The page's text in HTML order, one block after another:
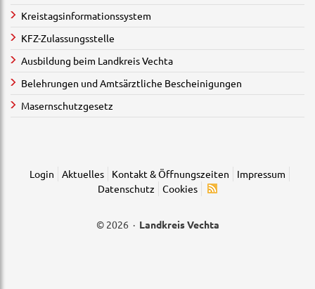
Kreistagsinformationssystem
KFZ-Zulassungsstelle
Ausbildung beim Landkreis Vechta
Belehrungen und Amtsärztliche Bescheinigungen
Masernschutzgesetz
Login Aktuelles Kontakt & Öffnungszeiten
Impressum
Datenschutz
Cookies
© 2026 · Landkreis Vechta